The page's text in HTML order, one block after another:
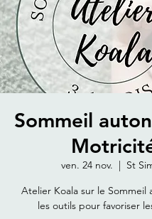
Sommeil
ven. 24 nov.
  |
St
Atelier Koala sur le Sommeil
les outils pour favoriser